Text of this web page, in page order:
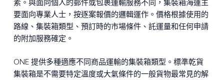
素。與面向個人的郵件或包裹運輸服務不同，集裝箱海運主
要面向專業人士，按逐案報價的邏輯運作。價格根據使用的
路線、集裝箱類型、預訂時的市場條件、託運量和任何申請
的附加服務確定。
ONE 提供多種適應不同商品運輸的集裝箱類型。標準乾貨
集裝箱是不需要特定溫度或大氣條件的一般貨物最常見的解